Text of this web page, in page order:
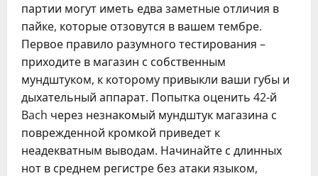
партии могут иметь едва заметные отличия в
пайке, которые отзовутся в вашем тембре.
Первое правило разумного тестирования –
приходите в магазин с собственным
мундштуком, к которому привыкли ваши губы и
дыхательный аппарат. Попытка оценить 42-й
Bach через незнакомый мундштук магазина с
поврежденной кромкой приведет к
неадекватным выводам. Начинайте с длинных
нот в среднем регистре без атаки языком,